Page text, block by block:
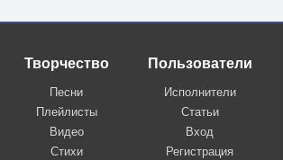
Творчество
Песни
Плейлисты
Видео
Стихи
Пользователи
Исполнители
Статьи
Вход
Регистрация